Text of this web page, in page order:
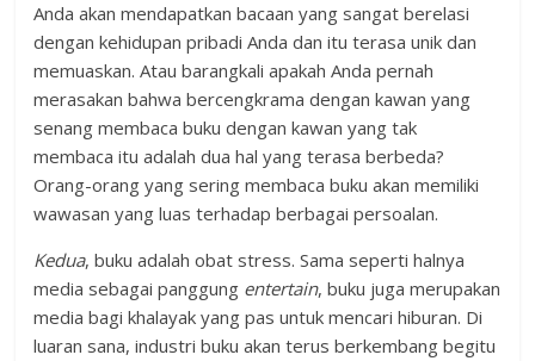
Anda akan mendapatkan bacaan yang sangat berelasi
dengan kehidupan pribadi Anda dan itu terasa unik dan
memuaskan. Atau barangkali apakah Anda pernah
merasakan bahwa bercengkrama dengan kawan yang
senang membaca buku dengan kawan yang tak
membaca itu adalah dua hal yang terasa berbeda?
Orang-orang yang sering membaca buku akan memiliki
wawasan yang luas terhadap berbagai persoalan.
Kedua, buku adalah obat stress. Sama seperti halnya
media sebagai panggung entertain, buku juga merupakan
media bagi khalayak yang pas untuk mencari hiburan. Di
luaran sana, industri buku akan terus berkembang begitu